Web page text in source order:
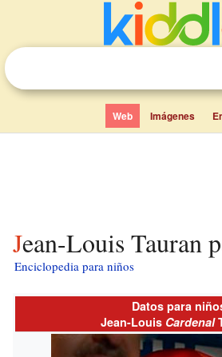
Web Imágenes
Jean-Louis Tauran
Enciclopedia para niños
Datos para
Jean-Louis Cardenal